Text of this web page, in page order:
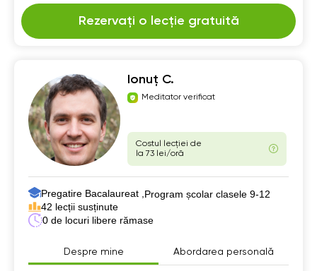
Rezervați o lecție gratuită
Ionuț C.
Meditator verificat
Costul lecției de
la 73 lei/oră
Pregatire Bacalaureat , Program școlar clasele 9-12
42 lecții susținute
0 de locuri libere rămase
Despre mine Abordarea personală